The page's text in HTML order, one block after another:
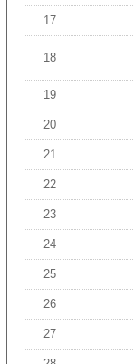
17
18
19
20
21
22
23
24
25
26
27